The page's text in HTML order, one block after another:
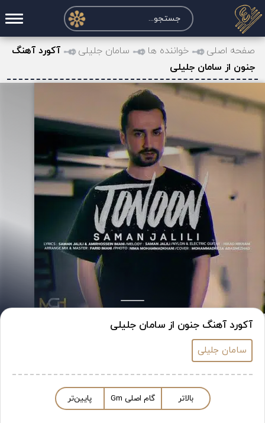
صفحه اصلی
درخواست آکورد
نت و تبلچر
تماس با ما
حساب کاربری
صفحه اصلی خواننده ها سامان جلیلی
آکورد آهنگ
جنون از سامان جلیلی
آکورد آهنگ جنون از سامان جلیلی
سامان جلیلی
بالاتر گام اصلی Gm پایین‌تر